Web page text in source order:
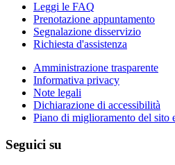
Leggi le FAQ
Prenotazione appuntamento
Segnalazione disservizio
Richiesta d'assistenza
Amministrazione trasparente
Informativa privacy
Note legali
Dichiarazione di accessibilità
Piano di miglioramento del sito
Seguici su